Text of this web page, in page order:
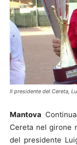
Il presidente del Cereta,
Mantova
Cereta nel girone
del presidente